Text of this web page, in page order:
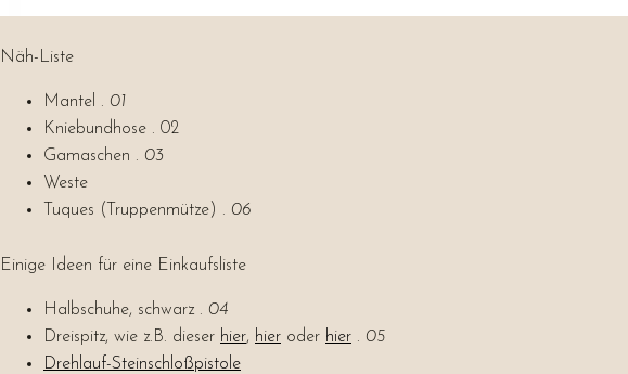
Näh-Liste
Mantel . 01
Kniebundhose . 02
Gamaschen . 03
Weste
Tuques (Truppenmütze) . 06
Einige Ideen für eine Einkaufsliste
Halbschuhe, schwarz . 04
Dreispitz, wie z.B. dieser hier, hier oder hier . 05
Drehlauf-Steinschloßpistole